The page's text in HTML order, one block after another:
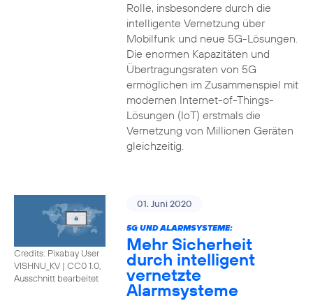
Rolle, insbesondere durch die
intelligente Vernetzung über
Mobilfunk und neue 5G-Lösungen.
Die enormen Kapazitäten und
Übertragungsraten von 5G
ermöglichen im Zusammenspiel mit
modernen Internet-of-Things-
Lösungen (IoT) erstmals die
Vernetzung von Millionen Geräten
gleichzeitig.
Credits: Pixabay User
VISHNU_KV | CC0 1.0,
Ausschnitt bearbeitet
01. Juni 2020
5G UND ALARMSYSTEME:
Mehr Sicherheit
durch intelligent
vernetzte
Alarmsysteme